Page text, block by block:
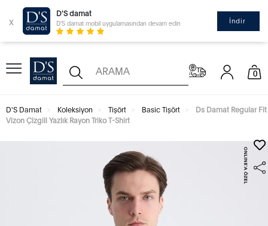
x
D'S damat
D'S damat mobil uygulamasından devam edin İndir
0
D'S Damat Koleksiyon Tişört Basic Tişört
Ds Damat Regular Fit
Vizon Çizgili Yazlık Rayon Triko T-Shirt